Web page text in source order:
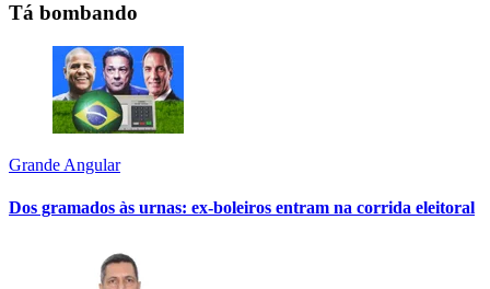
Tá bombando
Grande Angular
Dos gramados às urnas: ex-boleiros entram na corrida eleitoral